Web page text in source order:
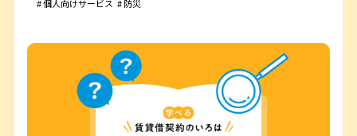
個人向けサービス 防災